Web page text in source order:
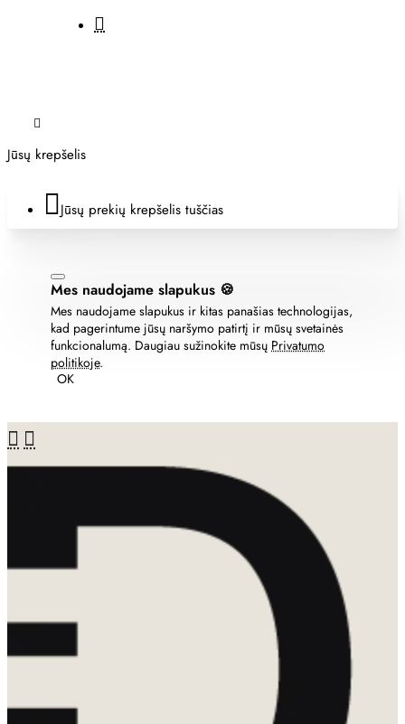
Jūsų krepšelis
Jūsų prekių krepšelis tuščias
Mes naudojame slapukus 🍪
Mes naudojame slapukus ir kitas panašias technologijas,
kad pagerintume jūsų naršymo patirtį ir mūsų svetainės
funkcionalumą. Daugiau sužinokite mūsų Privatumo
politikoje.
OK